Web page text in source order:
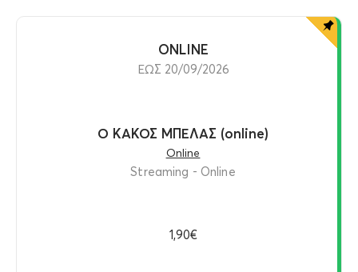
ONLINE
ΕΩΣ 20/09/2026
Ο ΚΑΚΟΣ ΜΠΕΛΑΣ (online)
Online
Streaming - Online
1,90€